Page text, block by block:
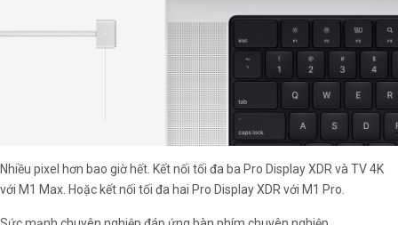
Nhiều pixel hơn bao giờ hết. Kết nối tối đa ba Pro Display XDR và TV 4K
với M1 Max. Hoặc kết nối tối đa hai Pro Display XDR với M1 Pro.